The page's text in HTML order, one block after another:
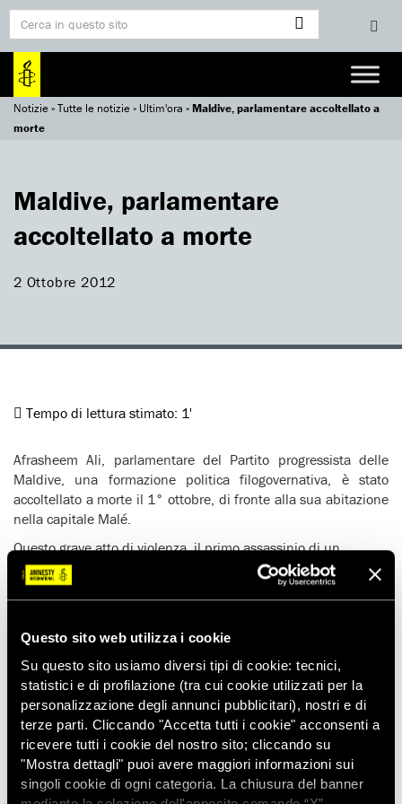
Questo sito web utilizza i cookie
Su questo sito usiamo diversi tipi di cookie: tecnici,
statistici e di profilazione (tra cui cookie utilizzati per la
personalizzazione degli annunci pubblicitari), nostri e di
terze parti. Cliccando "Accetta tutti i cookie" acconsenti a
ricevere tutti i cookie del nostro sito; cliccando su
"Mostra dettagli" puoi avere maggiori informazioni sui
singoli cookie di ogni categoria. La chiusura del banner
Notizie»Tutte le notizie» Ultim'ora »Maldive, parlamentare accoltellato a
morte
Maldive, parlamentare
accoltellato a morte
2 Ottobre 2012
Tempo di lettura stimato: 1'
Afrasheem Ali, parlamentare del Partito progressista delle
Maldive, una formazione politica filogovernativa, è stato
accoltellato a morte il 1° ottobre, di fronte alla sua abitazione
nella capitale Malé.
Questo grave atto di violenza, il primo assassinio di un
parlamentare nella storia del paese, conferma una volta di più
il teso clima politico nell’arcipelago, dove l’ex presidente
Mohamad Nasheed, deposto a febbraio da un colpo di stato,
giudice.
A settembre, Amnesty International ha pubblicato un rapporto
intitolato ‘ L’altra faccia del paradiso: una crisi dei diritti umani
alle Maldive‘, nel quale denuncia violazioni dei diritti umani
nei confronti di simpatizzanti dell’ex presidente Nasheed.
Leggi il post ‘Maldive, dopo il colpo di stato i militari attaccano
le donne’